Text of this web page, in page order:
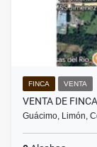
FINCA VENTA
VENTA DE
Guácimo, Limón,